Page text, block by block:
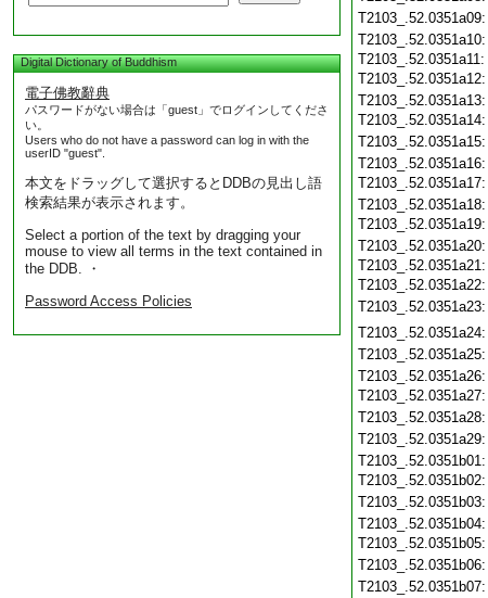
Digital Dictionary of Buddhism
電子佛教辭典
パスワードがない場合は「guest」でログインしてくださ
い。
Users who do not have a password can log in with the
userID "guest".
本文をドラッグして選択するとDDBの見出し語
検索結果が表示されます。
Select a portion of the text by dragging your
mouse to view all terms in the text contained in
the DDB. ・
Password Access Policies
T2103_.52.0351a09:
T2103_.52.0351a10:
T2103_.52.0351a11:
T2103_.52.0351a12:
T2103_.52.0351a13:
T2103_.52.0351a14:
T2103_.52.0351a15:
T2103_.52.0351a16:
T2103_.52.0351a17:
T2103_.52.0351a18:
T2103_.52.0351a19:
T2103_.52.0351a20:
T2103_.52.0351a21:
T2103_.52.0351a22:
T2103_.52.0351a23:
T2103_.52.0351a24:
T2103_.52.0351a25:
T2103_.52.0351a26:
T2103_.52.0351a27:
T2103_.52.0351a28:
T2103_.52.0351a29:
T2103_.52.0351b01:
T2103_.52.0351b02:
T2103_.52.0351b03:
T2103_.52.0351b04:
T2103_.52.0351b05:
T2103_.52.0351b06:
T2103_.52.0351b07: